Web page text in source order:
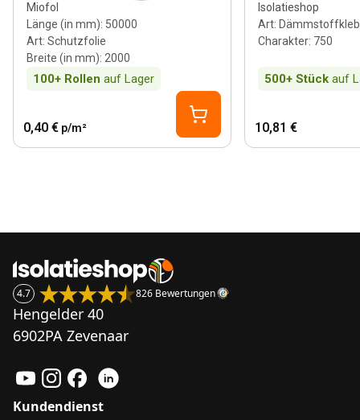
Miofol
Länge (in mm): 50000
Art: Schutzfolie
Breite (in mm): 2000
100+ Rollen auf Lager
0,40 € p/m²
Isolatieshop
Art:
Charakter: 750
500+ Stück auf
10,81 €
4.7 826 Bewertungen
Hengelder 40
6902PA Zevenaar
Kundendienst